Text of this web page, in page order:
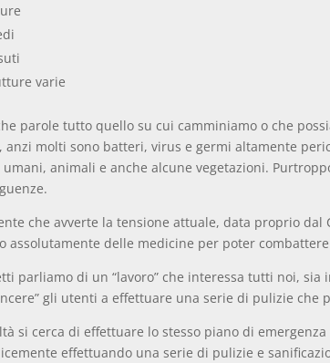
varie
parole tutto quello su cui camminiamo o che
anzi molti sono batteri, virus e germi altamente
umani, animali e anche alcune vegetazioni.
che avverte la tensione attuale, data proprio dal
assolutamente delle medicine per poter
parliamo di un “lavoro” che interessa tutti noi,
gli utenti a effettuare una serie di pulizie che
si cerca di effettuare lo stesso piano di
effettuando una serie di pulizie e